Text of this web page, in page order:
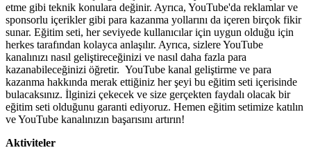
etme gibi teknik konulara değinir. Ayrıca, YouTube'da reklamlar ve
sponsorlu içerikler gibi para kazanma yollarını da içeren birçok fikir
sunar. Eğitim seti, her seviyede kullanıcılar için uygun olduğu için
herkes tarafından kolayca anlaşılır. Ayrıca, sizlere YouTube
kanalınızı nasıl geliştireceğinizi ve nasıl daha fazla para
kazanabileceğinizi öğretir. YouTube kanal geliştirme ve para
kazanma hakkında merak ettiğiniz her şeyi bu eğitim seti içerisinde
bulacaksınız. İlginizi çekecek ve size gerçekten faydalı olacak bir
eğitim seti olduğunu garanti ediyoruz. Hemen eğitim setimize katılın
ve YouTube kanalınızın başarısını artırın!
Aktiviteler